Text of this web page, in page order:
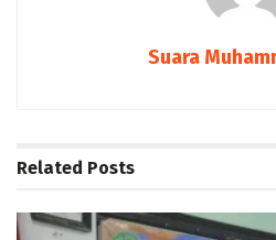
Suara
Related Posts